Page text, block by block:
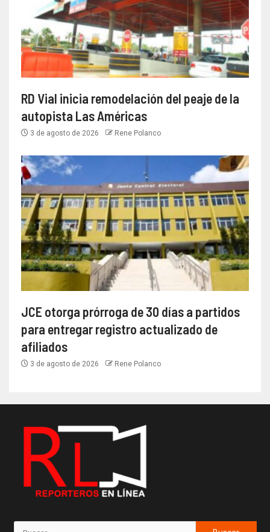
RD Vial inicia remodelación del peaje de la
autopista Las Américas
3 de agosto de 2026 Rene Polanco
JCE otorga prórroga de 30 días a partidos
para entregar registro actualizado de
afiliados
3 de agosto de 2026 Rene Polanco